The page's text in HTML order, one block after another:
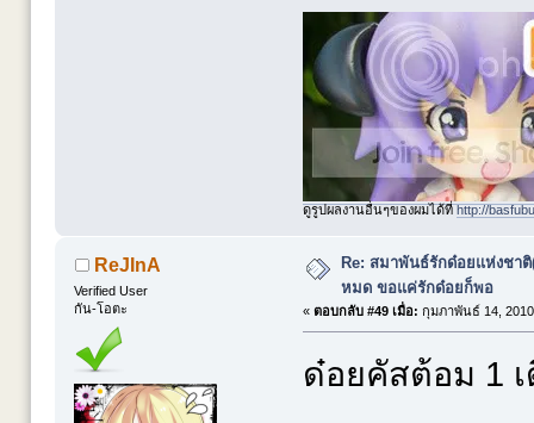
ดูรูปผลงานอื่นๆของผมได้ที่ http://
ReJInA
Verified User
กัน-โอตะ
Re: สมาพันธ์รักด๋อยแห่งชา
หมด ขอแค่รักด๋อยก็พอ
« ตอบกลับ #49 เมื่อ: กุมภาพันธ์ 14,
ด๋อยคัสต้อม 1